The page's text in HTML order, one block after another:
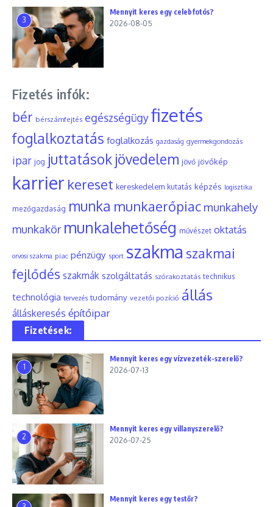
3
Mennyit keres egy celebfotós?
2026-08-05
Fizetés infók:
bér bérszámfejtés egészségügyfizetés
foglalkoztatás foglalkozás gazdaság gyermekgondozás
ipar jog juttatások jövedelem jövő jövőkép
karrier kereset kereskedelem kutatás képzés logisztika
mezőgazdaság munka munkaerőpiac munkahely
munkakör munkalehetőség művészet oktatás
orvosi szakma piac pénzügy sport szakma szakmai
fejlődés szakmák szolgáltatás szórakoztatás technikus
technológia tervezés tudomány vezetői pozíció állás
álláskeresés építőipar
Fizetések:
1
Mennyit keres egy vízvezeték-szerelő?
2026-07-13
2
Mennyit keres egy villanyszerelő?
2026-07-25
Mennyit keres egy testőr?